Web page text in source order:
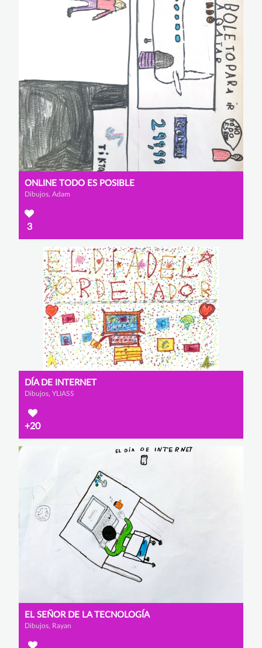
ONLINE TODO ES POSIBLE
Dibujos, Adam
3
DÍA DE INTERNET
Dibujos, YLIASS
+20
EL SEÑOR DE LA TECNOLOGÍA
Dibujos, Rayan